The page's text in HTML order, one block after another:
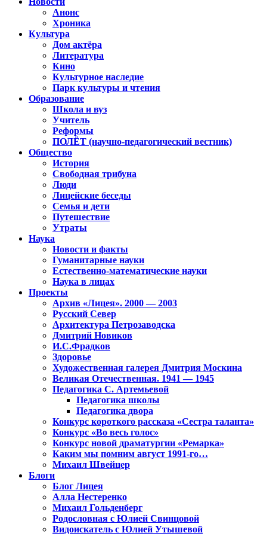
Анонс
Хроника
Культура
Дом актёра
Литература
Кино
Культурное наследие
Парк культуры и чтения
Образование
Школа и вуз
Учитель
Реформы
ПОЛЁТ (научно-педагогический вестник)
Общество
История
Свободная трибуна
Люди
Лицейские беседы
Семья и дети
Путешествие
Утраты
Наука
Новости и факты
Гуманитарные науки
Естественно-математические науки
Наука в лицах
Проекты
Архив «Лицея». 2000 — 2003
Русский Север
Архитектура Петрозаводска
Дмитрий Новиков
И.С.Фрадков
Здоровье
Художественная галерея Дмитрия Москина
Великая Отечественная. 1941 — 1945
Педагогика С. Артемьевой
Педагогика школы
Педагогика двора
Конкурс короткого рассказа «Сестра таланта»
Конкурс «Во весь голос»
Конкурс новой драматургии «Ремарка»
Каким мы помним август 1991-го…
Михаил Швейцер
Блоги
Блог Лицея
Алла Нестеренко
Михаил Гольденберг
Родословная с Юлией Свинцовой
Видоискатель с Юлией Утышевой